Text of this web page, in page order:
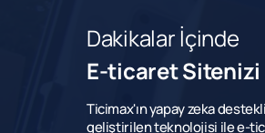
Dakikalar İçinde
E-ticaret Sitenizi
Ticimax'ın yapay zeka
geliştirilen teknolojisi ile e-